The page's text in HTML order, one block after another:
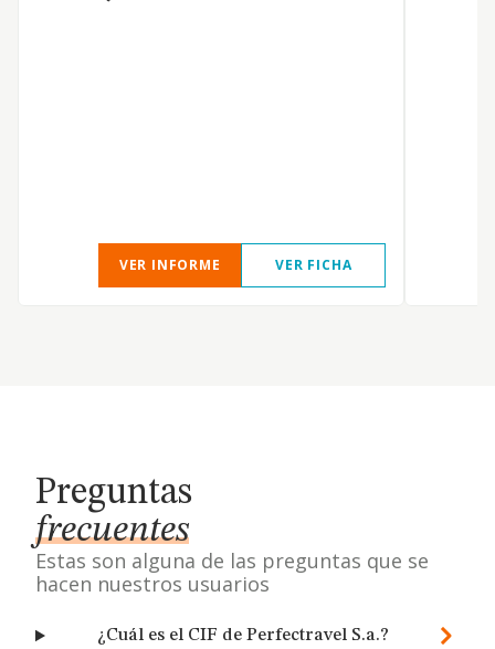
VER INFORME VER FICHA
Preguntas
frecuentes
Estas son alguna de las preguntas que se
hacen nuestros usuarios
¿Cuál es el CIF de Perfectravel S.a.?